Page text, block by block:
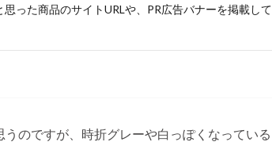
った商品のサイトURLや、PR広告バナーを掲載して
のですが、時折グレーや白っぽくなっている